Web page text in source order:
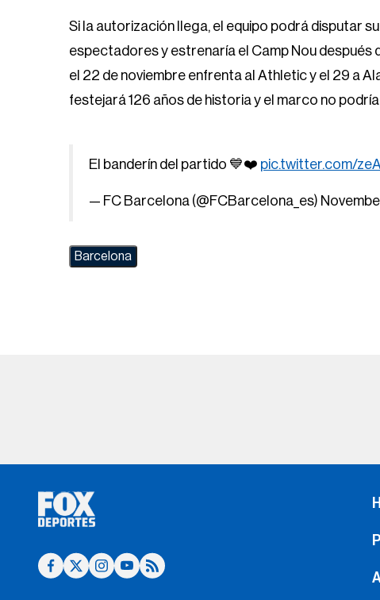
Si la autorización llega, el equipo podrá disputar
espectadores y estrenaría el Camp Nou después
el 22 de noviembre enfrenta al Athletic y el 29 a
festejará 126 años de historia y el marco no
El banderín del partido 💙❤️ pic.twitter.com/
— FC Barcelona (@FCBarcelona_es)
Barcelona